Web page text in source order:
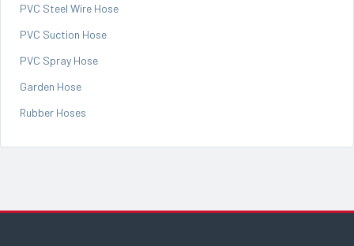
PVC Steel Wire Hose
PVC Suction Hose
PVC Spray Hose
Garden Hose
Rubber Hoses